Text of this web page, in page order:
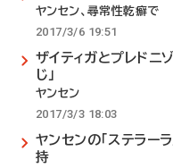
ヤンセン、尋常性乾癬で
2017/3/6 19:51
ザイティガとプレドニ
じ」
ヤンセン
2017/3/3 18:03
ヤンセンの「ステラー
持